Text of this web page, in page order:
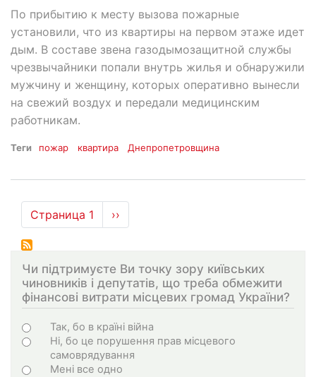
По прибытию к месту вызова пожарные
установили, что из квартиры на первом этаже идет
дым. В составе звена газодымозащитной службы
чрезвычайники попали внутрь жилья и обнаружили
мужчину и женщину, которых оперативно вынесли
на свежий воздух и передали медицинским
работникам.
Теги пожар квартира Днепропетровщина
Нумерация
страниц
Страница 1
Следующая
страница
››
Чи підтримуєте Ви точку зору київських
чиновників і депутатів, що треба обмежити
фінансові витрати місцевих громад України?
Choices
Так, бо в країні війна
Ні, бо це порушення прав місцевого
самоврядування
Мені все одно